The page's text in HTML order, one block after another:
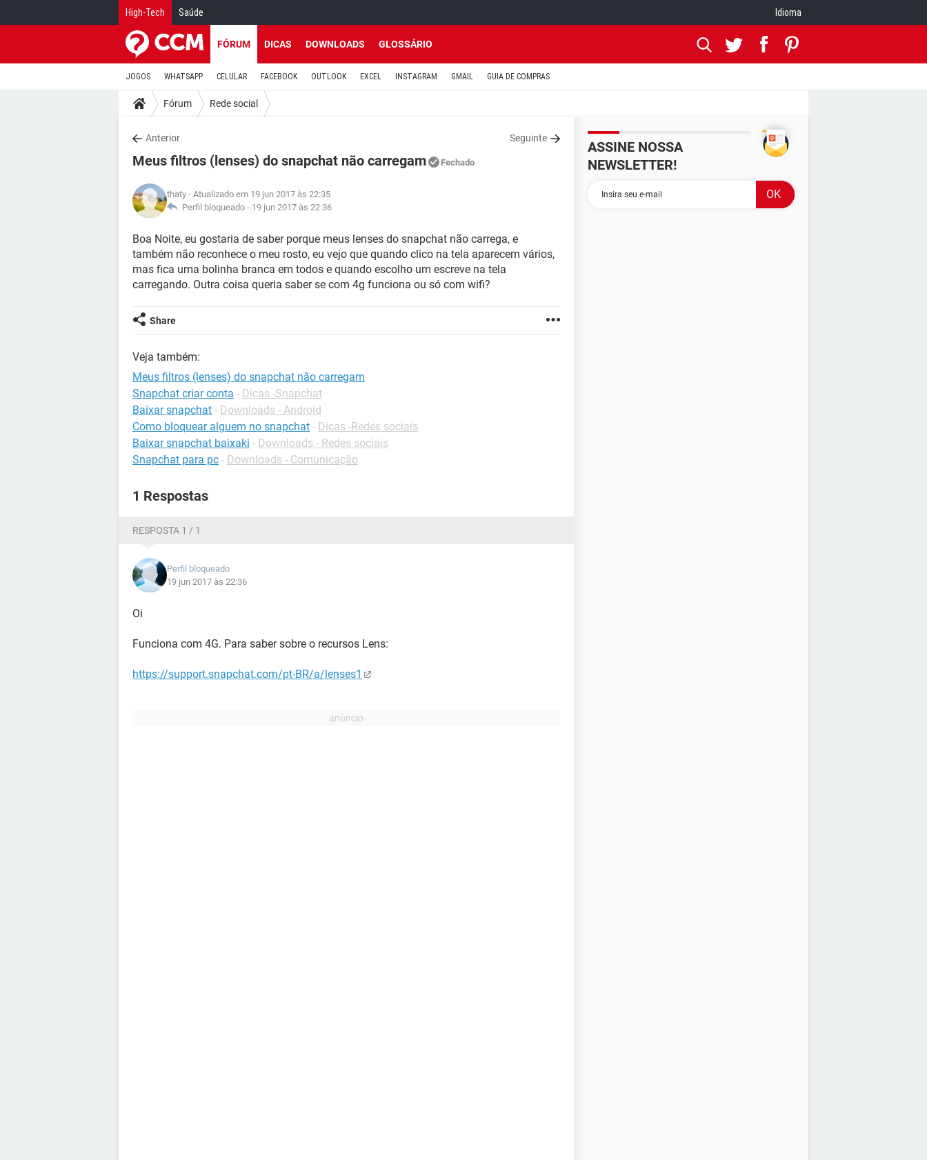
High-Tech Saúde Idioma
FÓRUM DICAS DOWNLOADS GLOSSÁRIO
JOGOS WHATSAPP CELULAR FACEBOOK OUTLOOK EXCEL INSTAGRAM GMAIL GUIA DE COMPRAS
Fórum Rede social
Anterior Seguinte
Meus filtros (lenses) do snapchat não carregam Fechado
thaty - Atualizado em 19 jun 2017 às 22:35
Perfil bloqueado - 19 jun 2017 às 22:36
Boa Noite, eu gostaria de saber porque meus lenses do snapchat não carrega, e
também não reconhece o meu rosto, eu vejo que quando clico na tela aparecem vários,
mas fica uma bolinha branca em todos e quando escolho um escreve na tela
carregando. Outra coisa queria saber se com 4g funciona ou só com wifi?
Share
Veja também:
Meus filtros (lenses) do snapchat não carregam
Snapchat criar conta - Dicas -Snapchat
Baixar snapchat - Downloads - Android
Como bloquear alguem no snapchat - Dicas -Redes sociais
Baixar snapchat baixaki - Downloads - Redes sociais
Snapchat para pc - Downloads - Comunicação
1 Respostas
RESPOSTA 1 / 1
Perfil bloqueado
19 jun 2017 às 22:36
Oi
Funciona com 4G. Para saber sobre o recursos Lens:
https://support.snapchat.com/pt-BR/a/lenses1
ASSINE NOSSA
NEWSLETTER!